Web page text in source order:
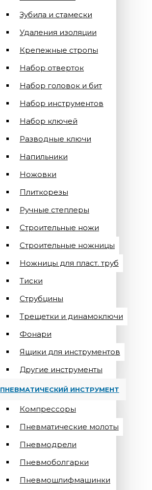
Зубила и стамески
Удаления изоляции
Крепежные стропы
Набор отверток
Набор головок и бит
Набор инструментов
Набор ключей
Разводные ключи
Напильники
Ножовки
Плиткорезы
Ручные степлеры
Строительные ножи
Строительные ножницы
Ножницы для пласт. труб
Тиски
Струбцины
Трещетки и динамоключи
Фонари
Ящики для инструментов
Другие инструменты
ПНЕВМАТИЧЕСКИЙ ИНСТРУМЕНТ
Компрессоры
Пневматические молоты
Пневмодрели
Пневмоболгарки
Пневмошлифмашинки